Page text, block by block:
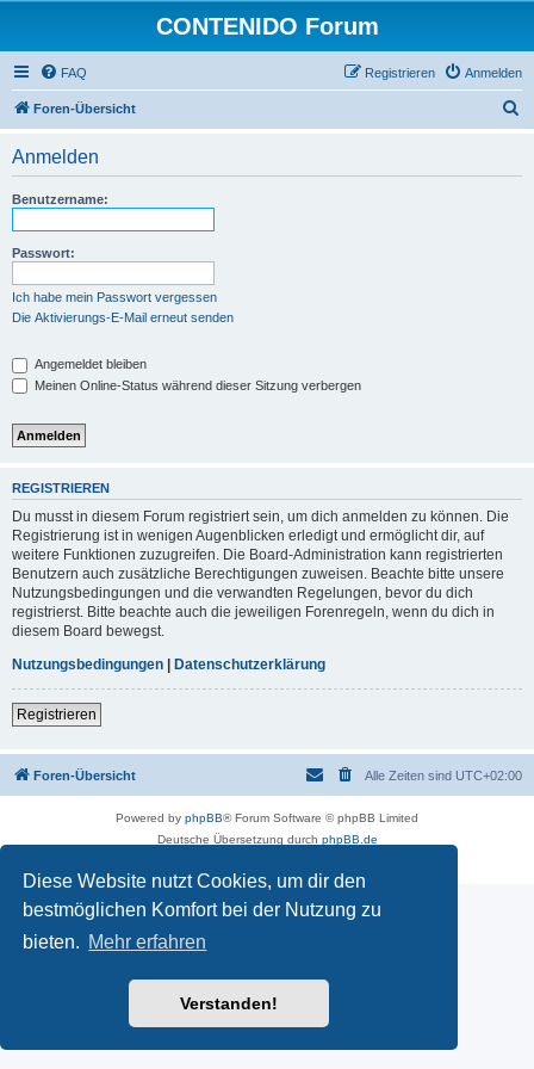
Diese Website nutzt Cookies, um dir den
bestmöglichen Komfort bei der Nutzung zu
bieten. Mehr erfahren
Verstanden!
CONTENIDO Forum
FAQ Anmelden
Registrieren
Foren-Übersicht
Anmelden
Benutzername:
Passwort:
Ich habe mein Passwort vergessen
Die Aktivierungs-E-Mail erneut senden
Angemeldet bleiben
Meinen Online-Status während dieser Sitzung verbergen
REGISTRIEREN
Du musst in diesem Forum registriert sein, um dich anmelden zu können. Die
Registrierung ist in wenigen Augenblicken erledigt und ermöglicht dir, auf
weitere Funktionen zuzugreifen. Die Board-Administration kann registrierten
Benutzern auch zusätzliche Berechtigungen zuweisen. Beachte bitte unsere
Nutzungsbedingungen und die verwandten Regelungen, bevor du dich
registrierst. Bitte beachte auch die jeweiligen Forenregeln, wenn du dich in
diesem Board bewegst.
Nutzungsbedingungen | Datenschutzerklärung
Registrieren
Foren-Übersicht Alle Zeiten sind UTC+02:00
Powered by phpBB® Forum Software © phpBB Limited
Deutsche Übersetzung durch phpBB.de